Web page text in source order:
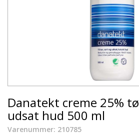
Danatekt creme 25%
udsat hud 500 ml
Varenummer: 210785